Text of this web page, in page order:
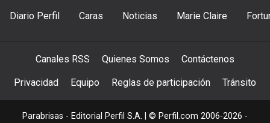
Diario Perfil Caras Noticias Marie Claire
Canales RSS Quienes Somos Contáctenos
Privacidad Equipo Reglas de participación Tránsito
Parabrisas - Editorial Perfil S.A. | © Perfil.com 2006-2026 -